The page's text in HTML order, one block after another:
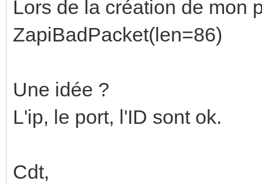
Lors de la création de mon
ZapiBadPacket(len=86)
Une idée ?
L'ip, le port, l'ID sont ok.
Cdt,